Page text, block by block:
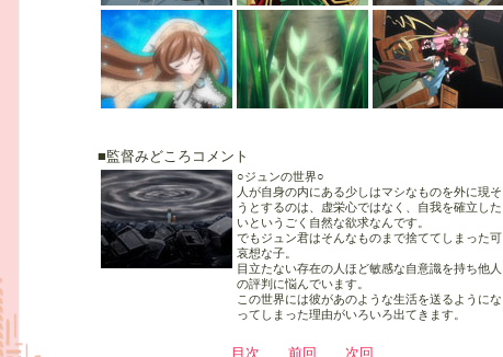
■監督みどころコメント
○ジュンの世界○
人が自身の内にある少しはマシなものを外に現そ
うとするのは、虚栄心ではなく、自我を確立した
いというごく自然な欲求なんです。
でもジュン君はそんなものまで捨ててしまった可
哀想な子。
目立たない存在の人ほど敏感な自意識を持ち他人
の評判に悩んでいます。
この世界には彼があのような生活を送るようにな
ってしまった理由がいろいろ出てきます。
目次 前回 次回